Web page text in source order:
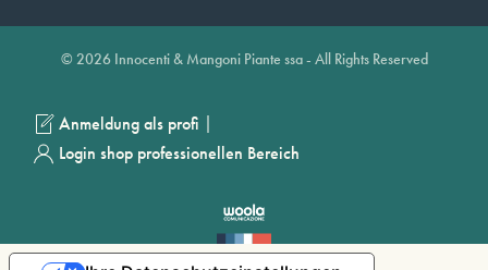
© 2026 Innocenti & Mangoni Piante ssa - All Rights Reserved
Anmeldung als profi |
Login shop professionellen Bereich